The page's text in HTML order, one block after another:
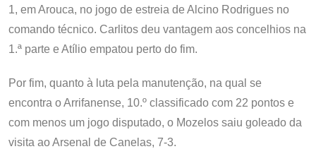
1, em Arouca, no jogo de estreia de Alcino Rodrigues no
comando técnico. Carlitos deu vantagem aos concelhios na
1.ª parte e Atílio empatou perto do fim.
Por fim, quanto à luta pela manutenção, na qual se
encontra o Arrifanense, 10.º classificado com 22 pontos e
com menos um jogo disputado, o Mozelos saiu goleado da
visita ao Arsenal de Canelas, 7-3.